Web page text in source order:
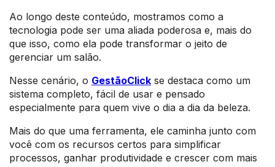
Ao longo deste conteúdo, mostramos como a
tecnologia pode ser uma aliada poderosa e, mais do
que isso, como ela pode transformar o jeito de
gerenciar um salão.
Nesse cenário, o GestãoClick se destaca como um
sistema completo, fácil de usar e pensado
especialmente para quem vive o dia a dia da beleza.
Mais do que uma ferramenta, ele caminha junto com
você com os recursos certos para simplificar
processos, ganhar produtividade e crescer com mais